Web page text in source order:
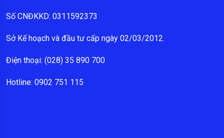
Số CNĐKKD: 0311592373
Sở Kế hoạch và đầu tư cấp ngày 02/03/2012.
Điện thoại: (028) 35 890 700
Hotline: 0902 751 115